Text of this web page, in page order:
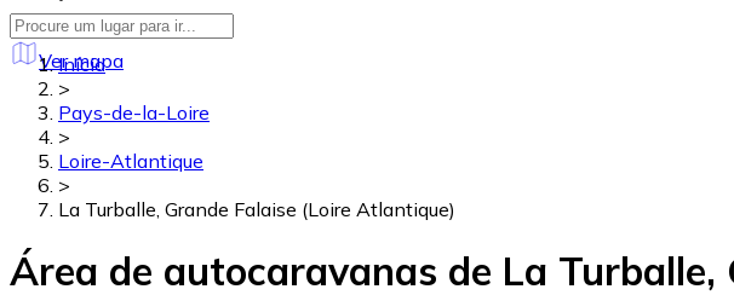
Ver mapa
Início
>
Pays-de-la-Loire
>
Loire-Atlantique
>
La Turballe, Grande Falaise (Loire Atlantique)
Área de autocaravanas de La